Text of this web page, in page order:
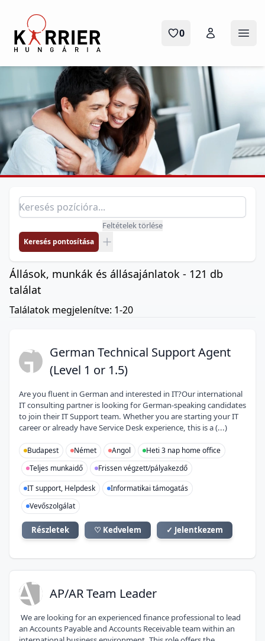
Karrier Hungária
0
Pozíció keresés
Feltételek törlése
Keresés pontosítása
Állások, munkák és állásajánlatok - 121 db
találat
Találatok megjelenítve: 1-20
GTGerman Technical Support Agent
(Level 1 or 1.5)
Are you fluent in German and interested in IT?Our international
IT consulting partner is looking for German-speaking candidates
to join their IT Support team. Whether you are starting your IT
career or already have Service Desk experience, this is a (...)
Budapest Német Angol
Heti 3 nap home office
Teljes munkaidő
Frissen végzett/pályakezdő
IT support, Helpdesk
Informatikai támogatás
Vevőszolgálat
Részletek ♡ Kedvelem ✓ Jelentkezem
AT AP/AR Team Leader
We are looking for an experienced finance professional to lead
an Accounts Payable and Accounts Receivable team within an